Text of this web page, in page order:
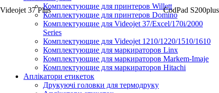
Комплектующие для принтеров Willett
Комплектующие для принтеров Domino
Комплектующие для Videojet 37/Excel/170i/2000
Series
Комплектующие для Videojet 1210/1220/1510/1610
Комплектующие для маркираторов Linx
Комплектующие для маркираторов Markem-Imaje
Комплектующие для маркираторов Hitachi
Аплікатори етикеток
Друкуючі головки для термодруку
Videojet 37 Plus CodPad S200plus